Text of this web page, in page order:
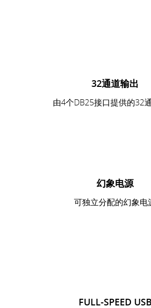
32通道输出
由4个DB25接口提供的32
幻象电源
可独立分配的幻象电
FULL-SPEED USB